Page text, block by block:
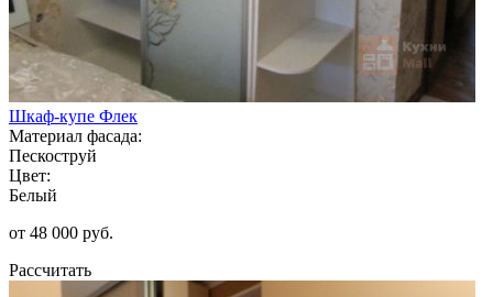
Шкаф-купе Флек
Материал фасада:
Пескоструй
Цвет:
Белый
от 48 000 руб.
Рассчитать